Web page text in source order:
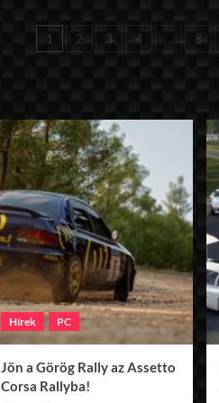
Bejegyzések
1 2 3 4 … 8
Hírek PC
Jön a Görög Rally az Assetto
Corsa Rallyba!